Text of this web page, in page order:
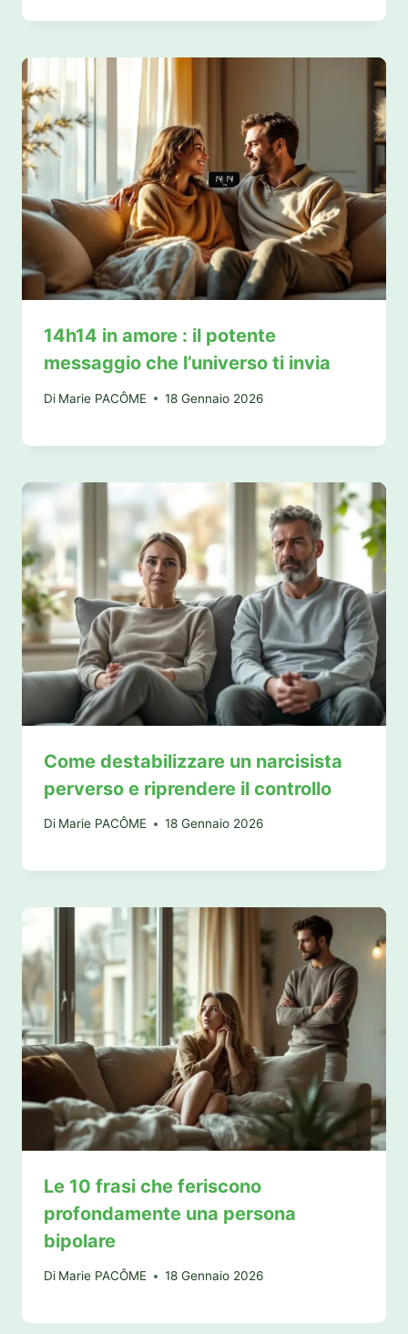
14h14 in amore : il potente
messaggio che l’universo ti invia
Di Marie PACÔME 18 Gennaio 2026
Come destabilizzare un narcisista
perverso e riprendere il controllo
Di Marie PACÔME 18 Gennaio 2026
Le 10 frasi che feriscono
profondamente una persona
bipolare
Di Marie PACÔME 18 Gennaio 2026